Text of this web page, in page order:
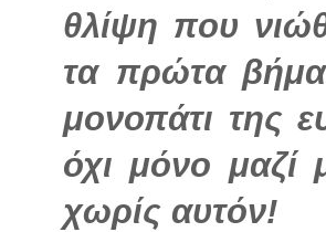
θλίψη που
τα πρώτα
μονοπάτι της
όχι μόνο
χωρίς αυτόν!